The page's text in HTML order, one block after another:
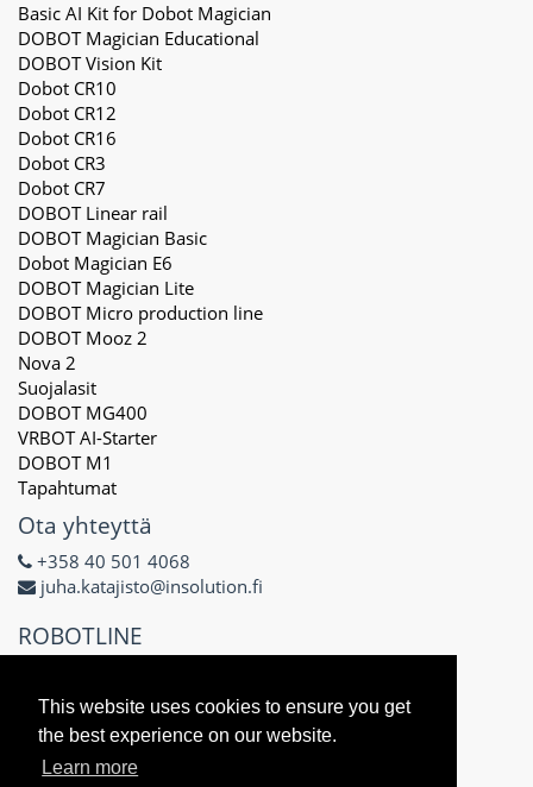
This website uses cookies to ensure you get
the best experience on our website.
Learn more
Basic AI Kit for Dobot Magician
DOBOT Magician Educational
DOBOT Vision Kit
Dobot CR10
Dobot CR12
Dobot CR16
Dobot CR3
Dobot CR7
DOBOT Linear rail
DOBOT Magician Basic
Dobot Magician E6
DOBOT Magician Lite
DOBOT Micro production line
DOBOT Mooz 2
Nova 2
Suojalasit
DOBOT MG400
VRBOT AI-Starter
DOBOT M1
Tapahtumat
Ota yhteyttä
+358 40 501 4068
juha.katajisto@insolution.fi
ROBOTLINE
Näsilinnankatu 48 E
33200 Tampere